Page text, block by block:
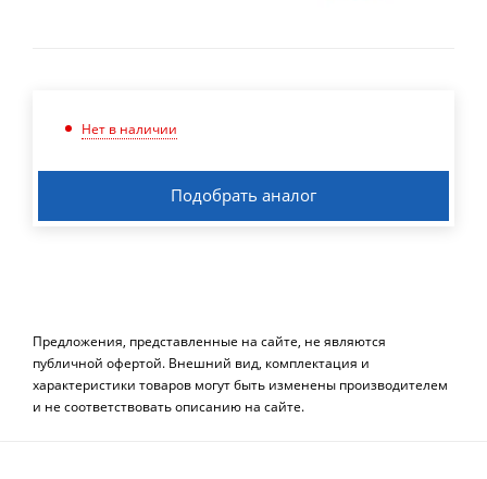
Нет в наличии
Подобрать аналог
Предложения, представленные на сайте, не являются
публичной офертой. Внешний вид, комплектация и
характеристики товаров могут быть изменены производителем
и не соответствовать описанию на сайте.